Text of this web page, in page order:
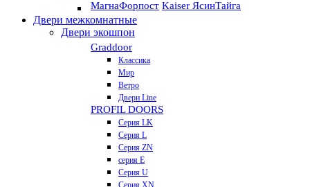
МагнаФорпост Kaiser ЯсинТайга
Двери межкомнатные
Двери экошпон
Graddoor
Классика
Мир
Ветро
Двери Line
PROFIL DOORS
Серия LK
Серия L
Серия ZN
серия E
Серия U
Серия XN